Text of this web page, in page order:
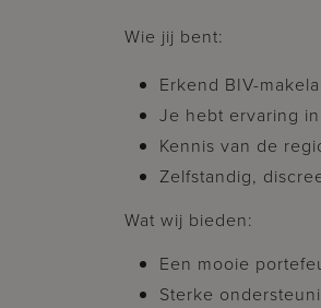
Wie jij bent:
Erkend BIV-
Je hebt ervaring
Kennis van de
Zelfstandig,
Wat wij bieden:
Een mooie
Sterke